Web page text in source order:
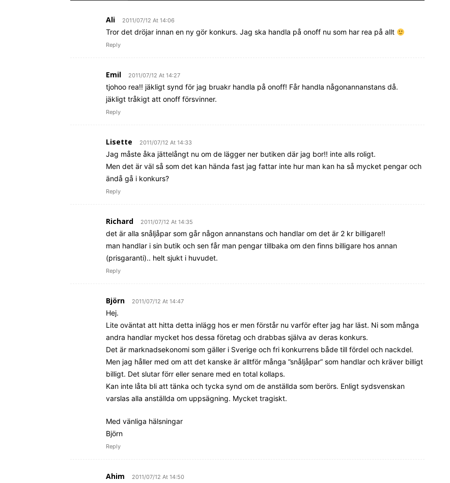
Ali 2011/07/12 At 14:06
Tror det dröjar innan en ny gör konkurs. Jag ska handla på onoff nu som har rea på allt
Reply
Emil 2011/07/12 At 14:27
tjohoo rea!! jäkligt synd för jag bruakr handla på onoff! Får handla någonannanstans då.
jäkligt tråkigt att onoff försvinner.
Reply
Lisette 2011/07/12 At 14:33
Jag måste åka jättelångt nu om de lägger ner butiken där jag bor!! inte alls roligt.
Men det är väl så som det kan hända fast jag fattar inte hur man kan ha så mycket pengar och
ändå gå i konkurs?
Reply
Richard 2011/07/12 At 14:35
det är alla snåljåpar som går någon annanstans och handlar om det är 2 kr billigare!!
man handlar i sin butik och sen får man pengar tillbaka om den finns billigare hos annan
(prisgaranti).. helt sjukt i huvudet.
Reply
Björn 2011/07/12 At 14:47
Hej.
Lite oväntat att hitta detta inlägg hos er men förstår nu varför efter jag har läst. Ni som många
andra handlar mycket hos dessa företag och drabbas själva av deras konkurs.
Det är marknadsekonomi som gäller i Sverige och fri konkurrens både till fördel och nackdel.
Men jag håller med om att det kanske är alltför många ”snåljåpar” som handlar och kräver billigt
billigt. Det slutar förr eller senare med en total kollaps.
Kan inte låta bli att tänka och tycka synd om de anställda som berörs. Enligt sydsvenskan
varslas alla anställda om uppsägning. Mycket tragiskt.
Med vänliga hälsningar
Björn
Reply
Ahim 2011/07/12 At 14:50